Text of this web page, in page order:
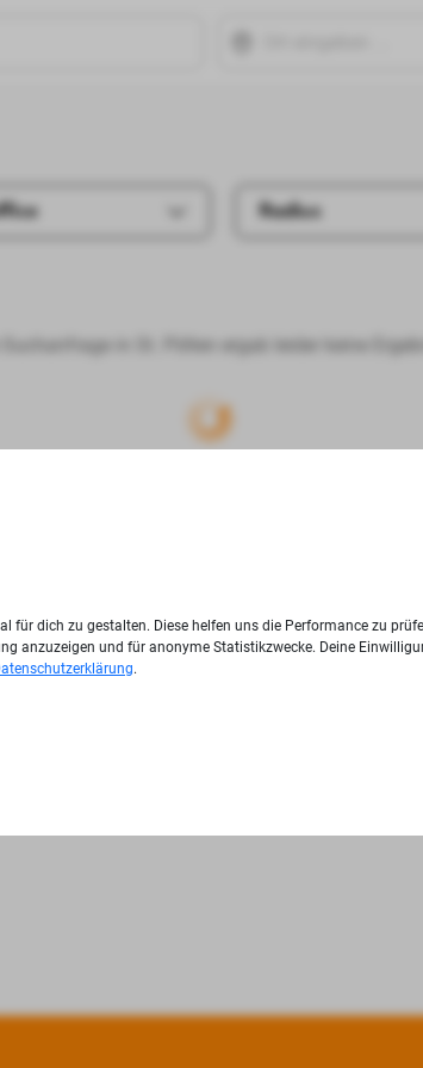
Radius
Suchanfrage in St. Pölten ergab leider keine
dich zu gestalten. Diese helfen uns die Performance zu
anzuzeigen und für anonyme Statistikzwecke. Deine
.